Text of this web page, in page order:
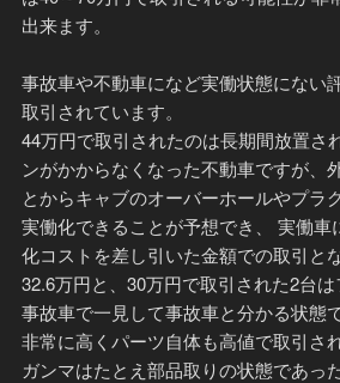
出来ます。
事故車や不動車になど実働状態にない
取引されています。
44万円で取引されたのは長期間放置さ
ンがかからなくなった不動車ですが、
とからキャブのオーバーホールやプラ
実働化できることが予想でき、 実働車
化コストを差し引いた金額での取引と
32.6万円と、30万円で取引された2台
事故車で一見して事故車と分かる状態
非常に高くパーツ自体も高値で取引さ
ガンマはたとえ部品取りの状態であっ